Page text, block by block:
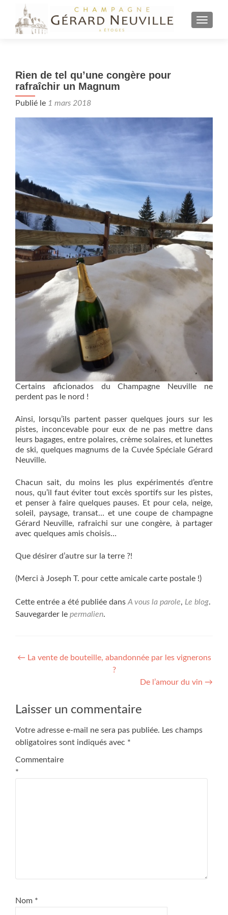
Rien de tel qu’une congère pour
rafraîchir un Magnum
Publié le 1 mars 2018
Certains aficionados du Champagne Neuville ne
perdent pas le nord !
Ainsi, lorsqu’ils partent passer quelques jours sur les
pistes, inconcevable pour eux de ne pas mettre dans
leurs bagages, entre polaires, crème solaires, et lunettes
de ski, quelques magnums de la Cuvée Spéciale Gérard
Neuville.
Chacun sait, du moins les plus expérimentés d’entre
nous, qu’il faut éviter tout excès sportifs sur les pistes,
et penser à faire quelques pauses. Et pour cela, neige,
soleil, paysage, transat… et une coupe de champagne
Gérard Neuville, rafraichi sur une congère, à partager
avec quelques amis choisis…
Que désirer d’autre sur la terre ?!
(Merci à Joseph T. pour cette amicale carte postale !)
Cette entrée a été publiée dansA vous la parole, Le blog.
Sauvegarder le permalien.
Navigation de l’article
← La vente de bouteille, abandonnée par les vignerons
?
De l’amour du vin →
Laisser un commentaire
Votre adresse e-mail ne sera pas publiée. Les champs
obligatoires sont indiqués avec *
Commentaire
*
Nom *